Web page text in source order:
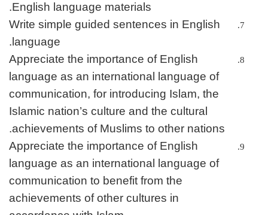
English language materials.
Write simple guided sentences in English
language.
Appreciate the importance of English
language as an international language of
communication, for introducing Islam, the
Islamic nation’s culture and the cultural
achievements of Muslims to other nations.
Appreciate the importance of English
language as an international language of
communication to benefit from the
achievements of other cultures in